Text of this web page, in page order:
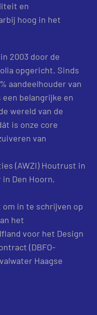
en
hoog in het
2003 door de
opgericht. Sinds
aandeelhouder van
belangrijke en
wereld van de
is onze core
van
(AWZI) Houtrust in
Den Hoorn,
om in te schrijven op
het
voor het Design
(DBFO-
Haagse